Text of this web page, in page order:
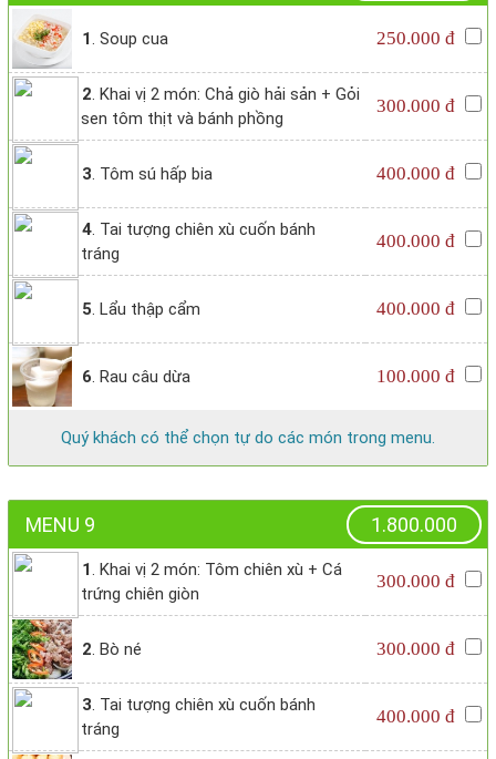
1. Soup cua 250.000 đ
2. Khai vị 2 món: Chả giò hải sản + Gỏi
sen tôm thịt và bánh phồng
300.000 đ
3. Tôm sú hấp bia 400.000 đ
4. Tai tượng chiên xù cuốn bánh
tráng
400.000 đ
5. Lẩu thập cẩm 400.000 đ
6. Rau câu dừa 100.000 đ
Quý khách có thể chọn tự do các món trong menu.
MENU 9 1.800.000
1. Khai vị 2 món: Tôm chiên xù + Cá
trứng chiên giòn
300.000 đ
2. Bò né 300.000 đ
3. Tai tượng chiên xù cuốn bánh
tráng
400.000 đ